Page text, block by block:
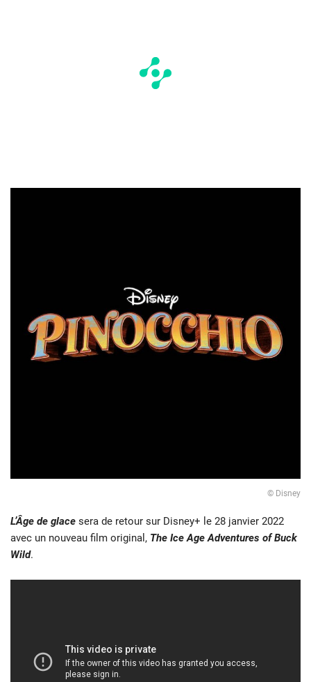
© Disney
L’Âge de glace sera de retour sur Disney+ le 28 janvier 2022
avec un nouveau film original, The Ice Age Adventures of Buck
Wild.